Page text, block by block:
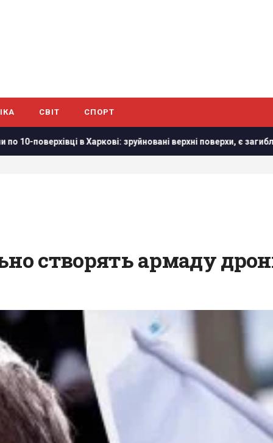
СВІТ СПОРТ
Харкові: зруйновані верхні поверхи, є загиблі Росія
створять армаду